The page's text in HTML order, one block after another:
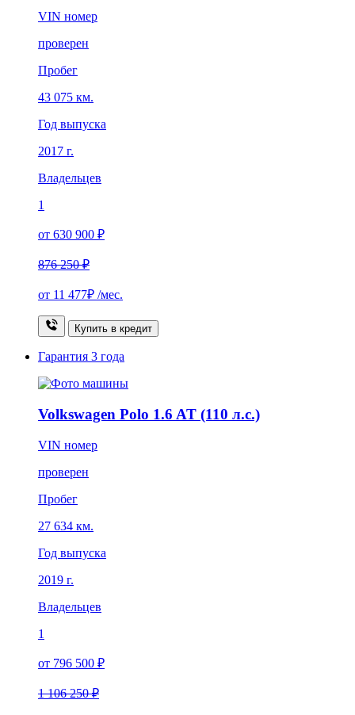
VIN номер
проверен
Пробег
43 075 км.
Год выпуска
2017 г.
Владельцев
1
от 630 900 ₽
876 250 ₽
от 11 477₽ /мес.
Купить в кредит
Гарантия 3 года
Volkswagen Polo 1.6 AT (110 л.с.)
VIN номер
проверен
Пробег
27 634 км.
Год выпуска
2019 г.
Владельцев
1
от 796 500 ₽
1 106 250 ₽